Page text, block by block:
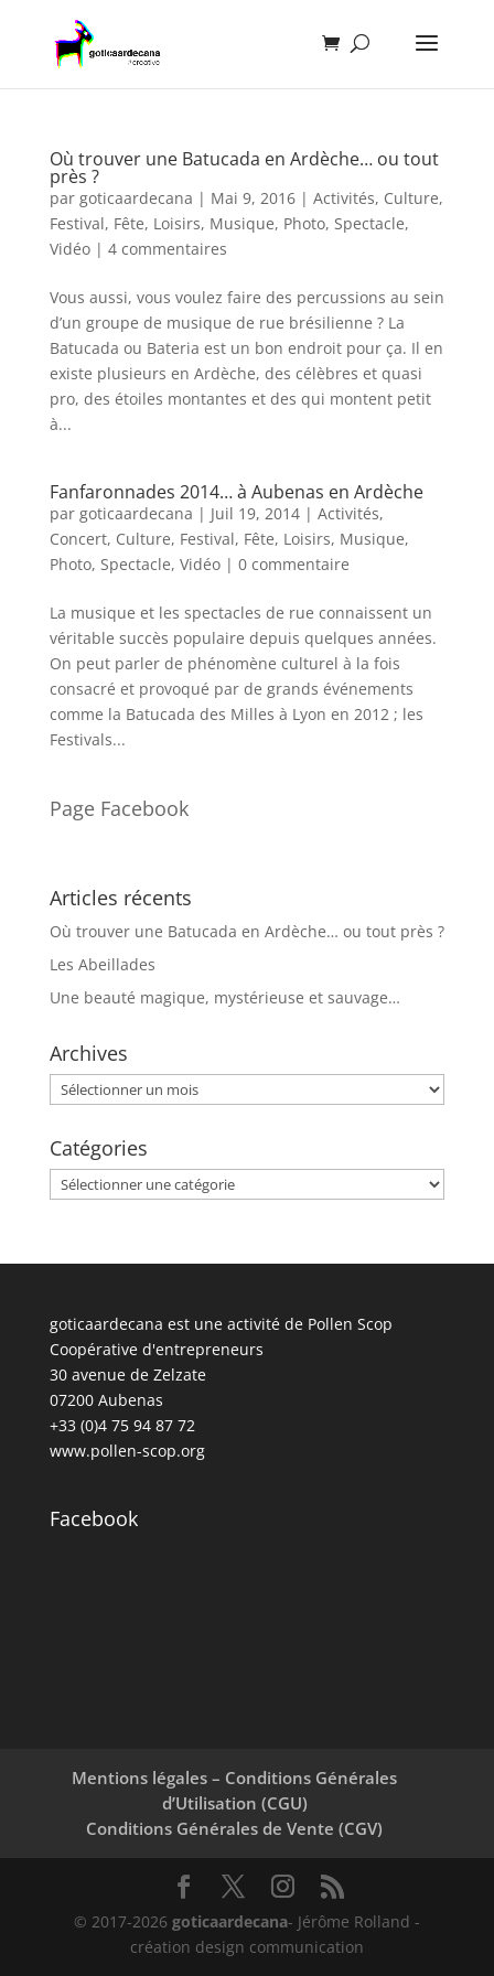
Où trouver une Batucada en Ardèche… ou tout
près ?
par goticaardecana | Mai 9, 2016| Activités, Culture,
Festival, Fête, Loisirs, Musique, Photo, Spectacle,
Vidéo| 4 commentaires
Vous aussi, vous voulez faire des percussions au sein
d’un groupe de musique de rue brésilienne ? La
Batucada ou Bateria est un bon endroit pour ça. Il en
existe plusieurs en Ardèche, des célèbres et quasi
pro, des étoiles montantes et des qui montent petit
à...
Fanfaronnades 2014… à Aubenas en Ardèche
par goticaardecana | Juil 19, 2014| Activités,
Concert, Culture, Festival, Fête, Loisirs, Musique,
Photo, Spectacle, Vidéo| 0 commentaire
La musique et les spectacles de rue connaissent un
véritable succès populaire depuis quelques années.
On peut parler de phénomène culturel à la fois
consacré et provoqué par de grands événements
comme la Batucada des Milles à Lyon en 2012 ; les
Festivals...
Page Facebook
Articles récents
Où trouver une Batucada en Ardèche… ou tout près ?
Les Abeillades
Une beauté magique, mystérieuse et sauvage…
Archives
Archives
Catégories
Catégories
goticaardecana est une activité de Pollen Scop
Coopérative d'entrepreneurs
30 avenue de Zelzate
07200 Aubenas
+33 (0)4 75 94 87 72
www.pollen-scop.org
Facebook
Mentions légales – Conditions Générales
d’Utilisation (CGU)
Conditions Générales de Vente (CGV)
© 2017-2026 goticaardecana- Jérôme Rolland -
création design communication